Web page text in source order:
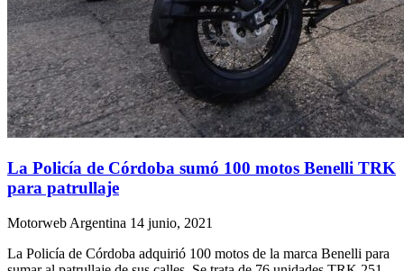
La Policía de Córdoba sumó 100 motos Benelli TRK
para patrullaje
Motorweb Argentina 14 junio, 2021
La Policía de Córdoba adquirió 100 motos de la marca Benelli para